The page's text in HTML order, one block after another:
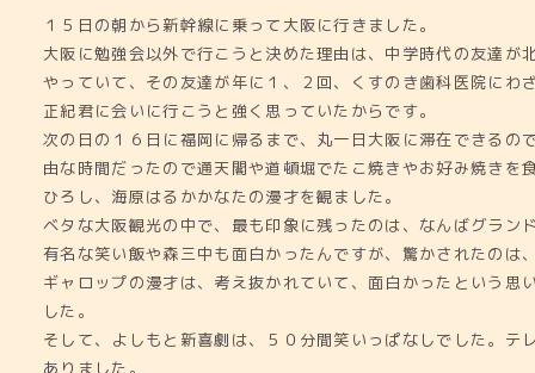
お知らせ
１５日の朝から新幹線に乗って大阪に行きました。
大阪に勉強会以外で行こうと決めた理由は、中学時代の友達が
やっていて、その友達が年に１、２回、くすのき歯科医院にわ
正紀君に会いに行こうと強く思っていたからです。
次の日の１６日に福岡に帰るまで、丸一日大阪に滞在できるの
由な時間だったので通天閣や道頓堀でたこ焼きやお好み焼きを
ひろし、海原はるかかなたの漫才を観ました。
ベタな大阪観光の中で、最も印象に残ったのは、なんばグラン
有名な笑い飯や森三中も面白かったんですが、驚かされたのは
ギャロップの漫才は、考え抜かれていて、面白かったという思
した。
そして、よしもと新喜劇は、５０分間笑いっぱなしでした。テ
ありました。